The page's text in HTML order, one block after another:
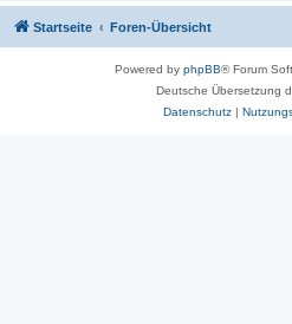
Startseite Foren-Übersicht
Powered by phpBB® Forum
Deutsche Übersetzung
Datenschutz|